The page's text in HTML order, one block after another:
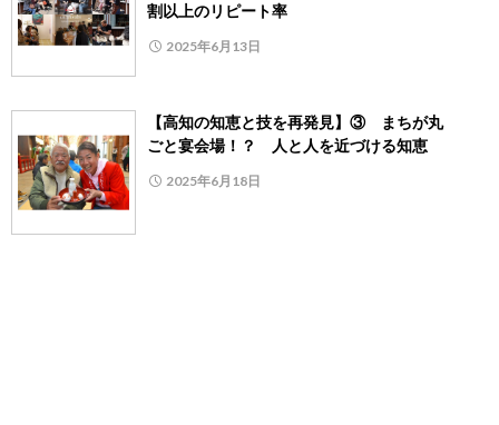
割以上のリピート率
2025年6月13日
【高知の知恵と技を再発見】③ まちが丸
ごと宴会場！？ 人と人を近づける知恵
2025年6月18日